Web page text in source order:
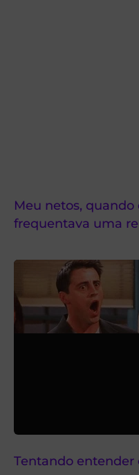
Meu netos,
frequentava uma
Tentando entender